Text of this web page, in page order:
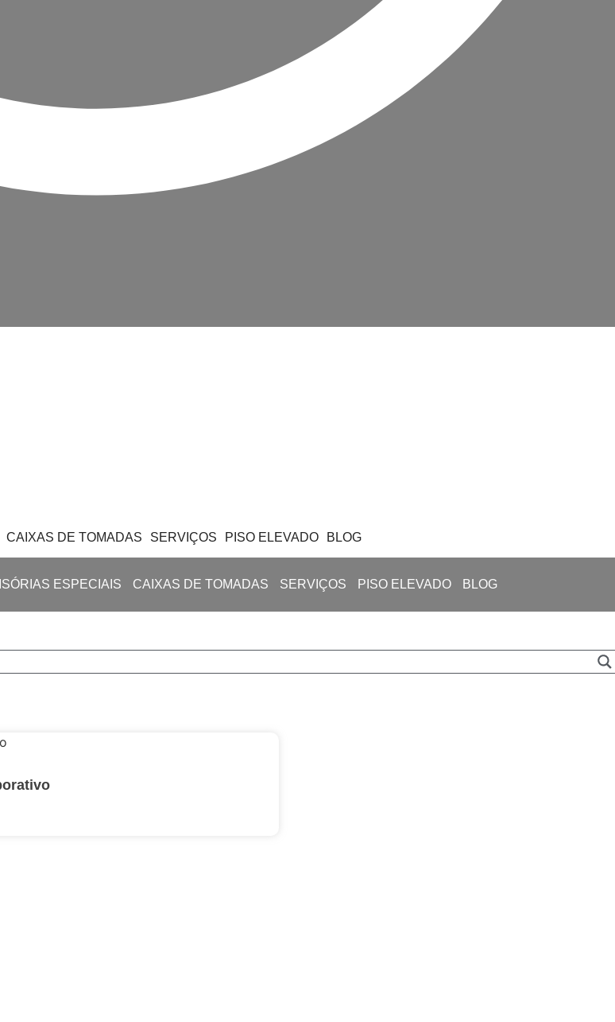
CAIXAS DE TOMADAS SERVIÇOS PISO ELEVADO BLOG
ESPECIAIS CAIXAS DE TOMADAS SERVIÇOS PISO ELEVADO BLOG